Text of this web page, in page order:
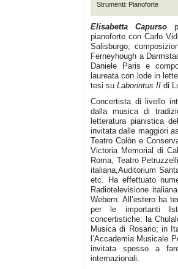
Strumenti: Pianoforte
Elisabetta Capurso
pianoforte con Carlo
Salisburgo;
Ferneyhough a
Daniele Paris e
laureata con lode in
tesi su Laborintus II di
Concertista di livello
dalla musica di
letteratura pianistica
invitata dalle maggiori
Teatro Colòn e
Victoria Memorial di
Roma, Teatro
italiana,Auditorium
etc. Ha effettuato
Radiotelevisione
Webern. All’estero ha
per le importanti
concertistiche: la
Musica di Rosario; in
l’Accademia Musicale
invitata spesso a
internazionali.